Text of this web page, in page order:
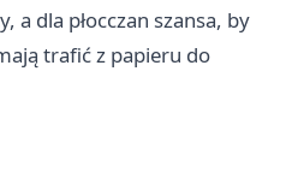
a dla płocczan szansa, by
trafić z papieru do